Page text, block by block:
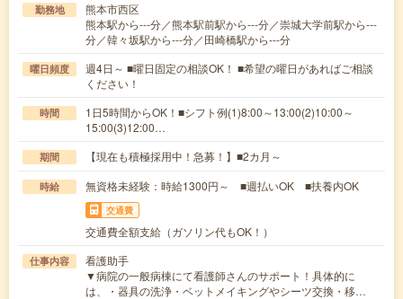
勤務地
熊本市西区
熊本駅から---分／熊本駅前駅から---分／崇城大学前駅から---
分／韓々坂駅から---分／田崎橋駅から---分
曜日頻度
週4日～ ■曜日固定の相談OK！ ■希望の曜日があればご相談
ください！
時間
1日5時間からOK！■シフト例(1)8:00～13:00(2)10:00～
15:00(3)12:00…
期間 【現在も積極採用中！急募！】■2カ月～
時給 無資格未経験：時給1300円～ ■週払いOK ■扶養内OK
交通費
交通費全額支給（ガソリン代もOK！）
仕事内容
看護助手
▼病院の一般病棟にて看護師さんのサポート！具体的に
は、・器具の洗浄・ベットメイキングやシーツ交換・移…